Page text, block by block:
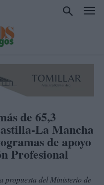
de 65,3
La Mancha
de apoyo
Profesional
propuesta del Ministerio de